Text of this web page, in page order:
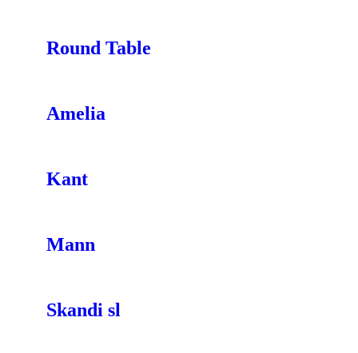
Round Table
Amelia
Kant
Mann
Skandi sl